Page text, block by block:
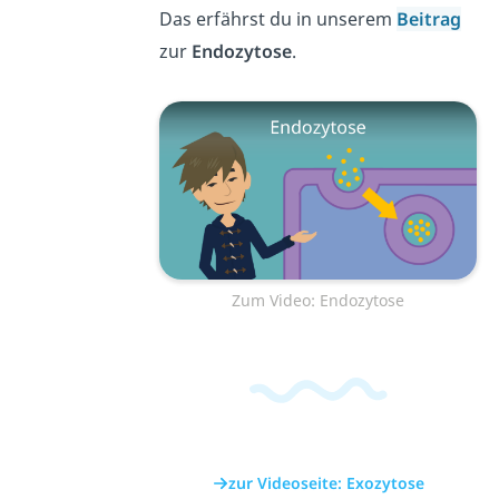
Das erfährst du in unserem Beitrag
zur Endozytose.
Zum Video: Endozytose
zur Videoseite: Exozytose